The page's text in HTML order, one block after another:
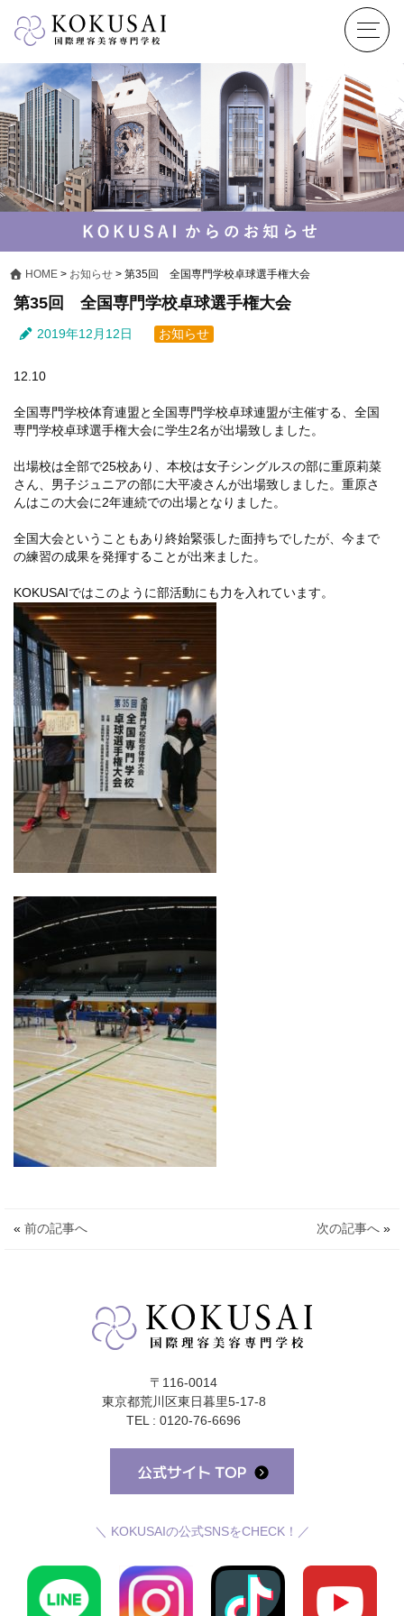
イフ
ンス(卒業生の活躍)
HOME > お知らせ > 第35回 全国専門学校卓球選手権大会
第35回 全国専門学校卓球選手権大会
2019年12月12日 お知らせ
12.10
全国専門学校体育連盟と全国専門学校卓球連盟が主催する、全国
専門学校卓球選手権大会に学生2名が出場致しました。
出場校は全部で25校あり、本校は女子シングルスの部に重原莉菜
さん、男子ジュニアの部に大平凌さんが出場致しました。重原さ
んはこの大会に2年連続での出場となりました。
全国大会ということもあり終始緊張した面持ちでしたが、今まで
の練習の成果を発揮することが出来ました。
KOKUSAIではこのように部活動にも力を入れています。
« 前の記事へ 次の記事へ »
〒116-0014
東京都荒川区東日暮里5-17-8
TEL : 0120-76-6696
＼ KOKUSAIの公式SNSをCHECK！／